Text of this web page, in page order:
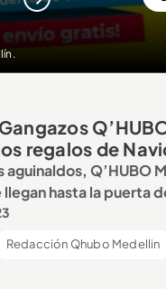
regalos de
aguinaldos, Q’HUBO
hasta la puerta
Redacción Qhubo Medellin